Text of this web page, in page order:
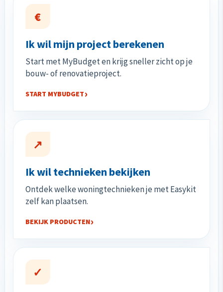
€
Ik wil mijn project berekenen
Start met MyBudget en krijg sneller zicht op je
bouw- of renovatieproject.
START MYBUDGET
↗
Ik wil technieken bekijken
Ontdek welke woningtechnieken je met Easykit
zelf kan plaatsen.
BEKIJK PRODUCTEN
✓